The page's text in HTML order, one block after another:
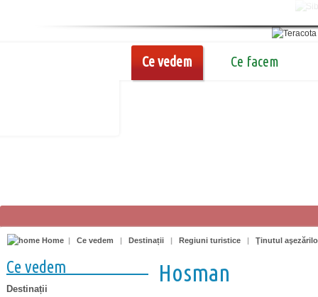
Ce vedem Ce facem
Home | Ce vedem | Destinații | Regiuni turistice | Ţinutul
Ce vedem
Destinații
Hosman